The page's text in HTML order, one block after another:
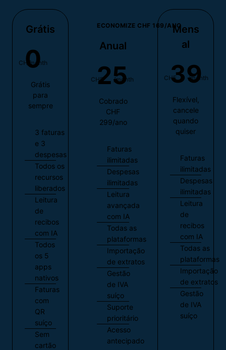
Grátis
CHF0
/month
Grátis
para
sempre
3 faturas
e 3
despesas
Todos os
recursos
liberados
Leitura
de
recibos
com IA
Todos
os 5
apps
nativos
Faturas
com
QR
suíço
Sem
cartão
ECONOMIZE CHF 169/ANO
Anual
CHF25
/month
Cobrado
CHF
299/ano
Faturas
ilimitadas
Despesas
ilimitadas
Leitura
avançada
com IA
Todas as
plataformas
Importação
de extratos
Gestão
de IVA
suíço
Suporte
prioritário
Acesso
antecipado
Mens
al
CHF39
/month
Flexível,
cancele
quando
quiser
Faturas
ilimitadas
Despesas
ilimitadas
Leitura
de
recibos
com IA
Todas as
plataformas
Importação
de extratos
Gestão
de IVA
suíço